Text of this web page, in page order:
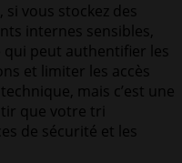
vous stockez des
internes sensibles,
qui peut authentifier les
et limiter les accès
mais c’est une
que votre tri
de sécurité et les